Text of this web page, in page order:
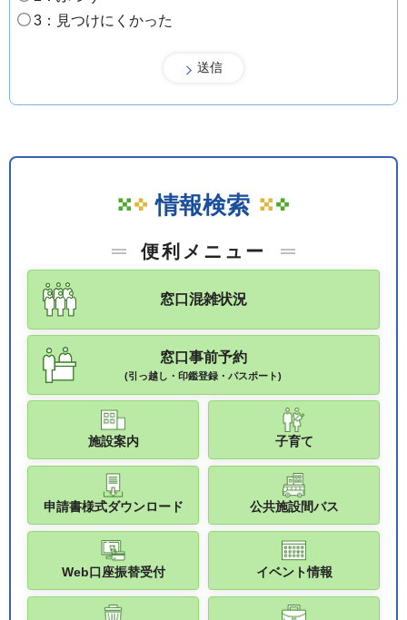
3：見つけにくかった
情報検索
便利メニュー
窓口混雑状況
窓口事前予約
(引っ越し・印鑑登録・パスポート)
施設案内 子育て
申請書様式ダウンロード 公共施設間バス
Web口座振替受付 イベント情報